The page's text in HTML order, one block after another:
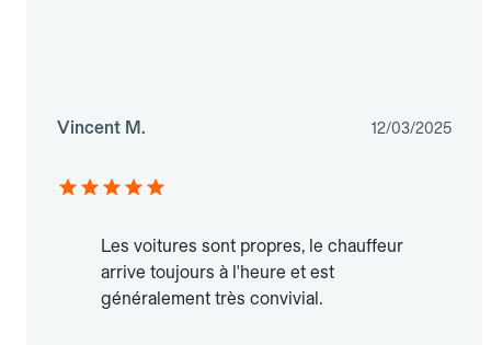
Vincent M. 12/03/2025
Les voitures sont propres, le chauffeur
arrive toujours à l'heure et est
généralement très convivial.